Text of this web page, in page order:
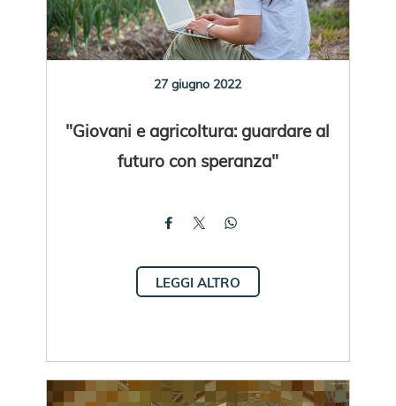
27 giugno 2022
"Giovani e agricoltura: guardare al
futuro con speranza"
LEGGI ALTRO